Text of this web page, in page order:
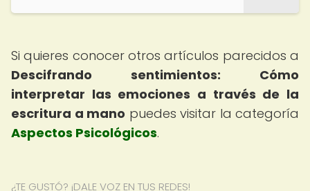
Si quieres conocer otros artículos parecidos a
Descifrando sentimientos: Cómo
interpretar las emociones a través de la
escritura a mano puedes visitar la categoría
Aspectos Psicológicos.
¿TE GUSTÓ? ¡DALE VOZ EN TUS REDES!